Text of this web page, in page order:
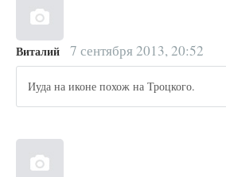
Виталий 7 сентября 2013, 20:52
Иуда на иконе похож на Троцкого.